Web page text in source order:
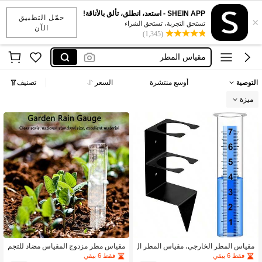
حمّل التطبيق
الآن
×
SHEIN APP - استعد، انطلق، تألق بالأناقة!
تستحق التجربة، تستحق الشراء
(1,345)
addidass
rain gauge
مقياس المطر
rain gauge
التوصية أوسع منتشرة السعر تصنيف
ميزة
مقياس المطر الخارجي، مقياس المطر ال
فقط 6 بيقي
مقياس مطر مزدوج المقياس مضاد للتجم
فقط 6 بيقي